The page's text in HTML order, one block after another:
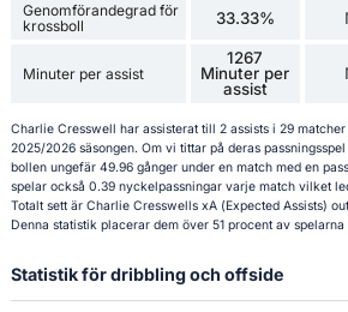
Genomförandegrad för
krossboll
33.33%
Minuter per assist
1267
Minuter per
assist
Charlie Cresswell har assisterat till 2 assists i 29
2025/2026 säsongen. Om vi tittar på deras
bollen ungefär 49.96 gånger under en match med en
spelar också 0.39 nyckelpassningar varje match vilket
Totalt sett är Charlie Cresswells xA (Expected Assists)
Denna statistik placerar dem över 51 procent av spelarna
Statistik för dribbling och offside